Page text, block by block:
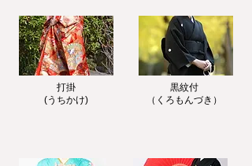
​打掛
(うちかけ)
黒紋付
（くろもんづき）